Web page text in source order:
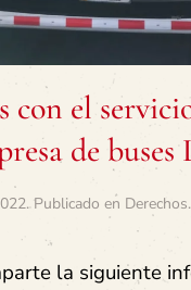
con el
de
. Publicado en Derechos.
la siguiente